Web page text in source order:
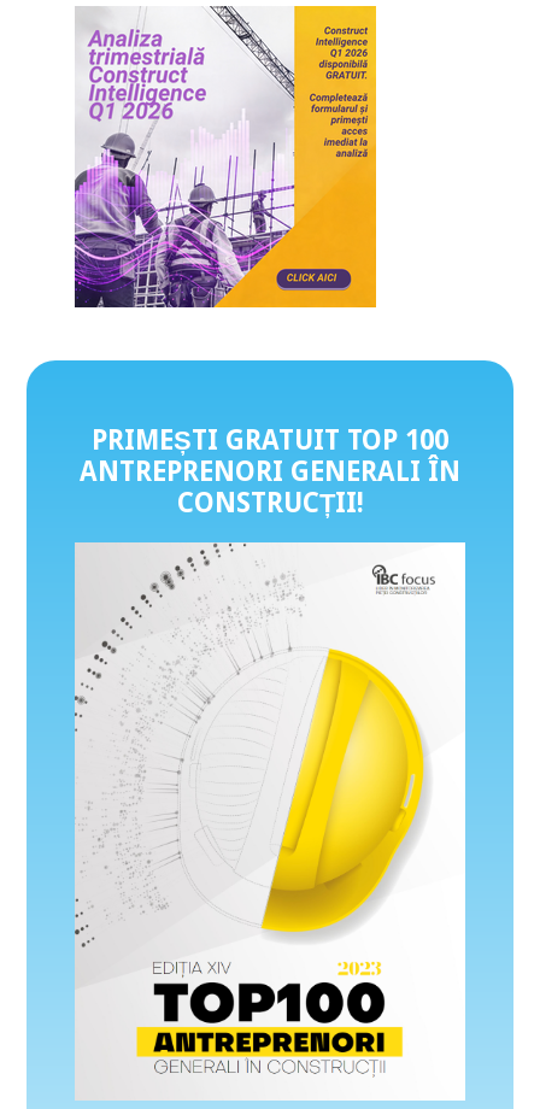
PRIMEȘTI GRATUIT TOP 100
ANTREPRENORI GENERALI ÎN
CONSTRUCȚII!